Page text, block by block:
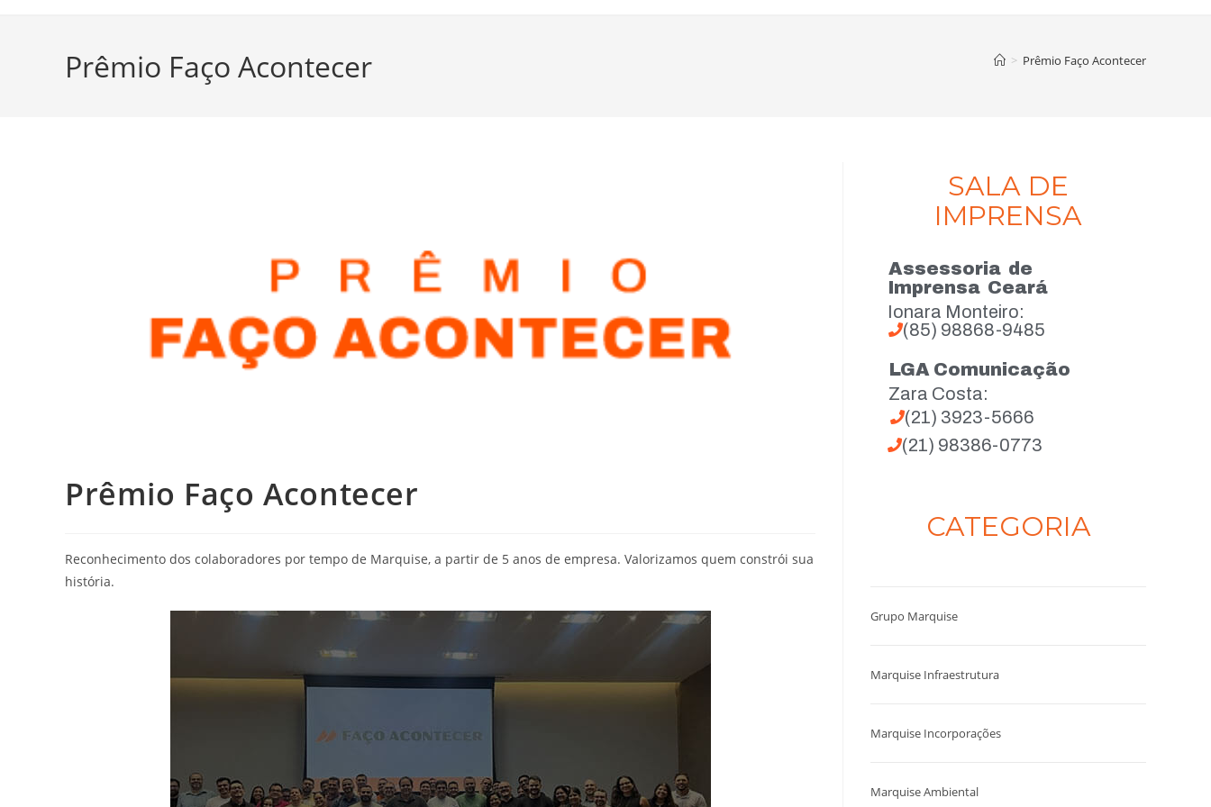
Prêmio Faço Acontecer > Prêmio Faço Acontecer
Prêmio Faço Acontecer
Reconhecimento dos colaboradores por tempo de Marquise, a partir de 5 anos de empresa. Valorizamos quem constrói sua
história.
SALA DE
IMPRENSA
Assessoria de
Imprensa Ceará
Ionara Monteiro:
(85) 98868-9485
LGA Comunicação
Zara Costa:
(21) 3923-5666
(21) 98386-0773
CATEGORIA
Grupo Marquise
Marquise Infraestrutura
Marquise Incorporações
Marquise Ambiental